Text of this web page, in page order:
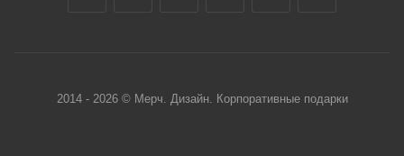
2014 - 2026 © Мерч. Дизайн. Корпоративные подарки